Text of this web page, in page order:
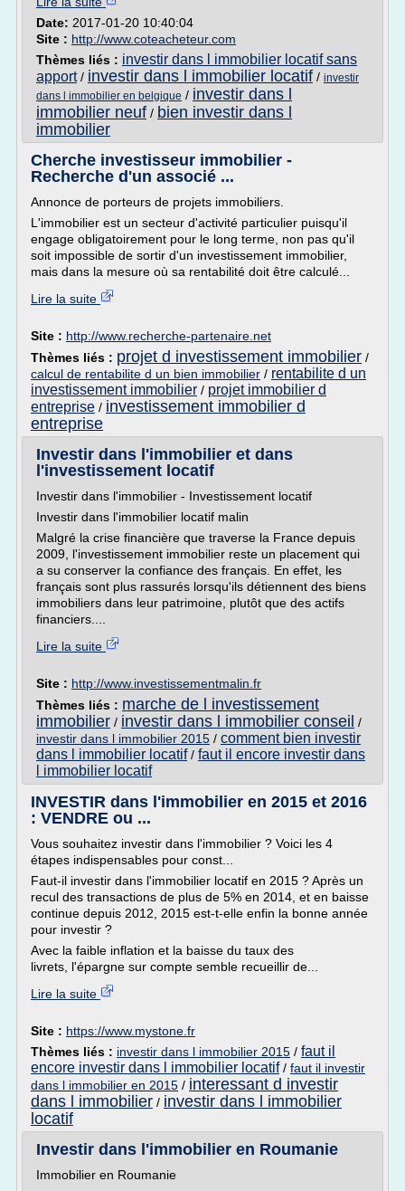
Date: 2017-01-20 10:40:04
Site : http://www.coteacheteur.com
Thèmes liés : investir dans l immobilier locatif sans
apport/ investir dans l immobilier locatif / investir
dans l immobilier en belgique / investir dans l
immobilier neuf / bien investir dans l
immobilier
Cherche investisseur immobilier -
Recherche d'un associé ...
Annonce de porteurs de projets immobiliers.
L'immobilier est un secteur d'activité particulier puisqu'il
engage obligatoirement pour le long terme, non pas qu'il
soit impossible de sortir d'un investissement immobilier,
mais dans la mesure où sa rentabilité doit être calculé...
Lire la suite
Site : http://www.recherche-partenaire.net
Thèmes liés : projet d investissement immobilier /
calcul de rentabilite d un bien immobilier / rentabilite d un
investissement immobilier / projet immobilier d
entreprise / investissement immobilier d
entreprise
Investir dans l'immobilier et dans
l'investissement locatif
Investir dans l'immobilier - Investissement locatif
Investir dans l'immobilier locatif malin
Malgré la crise financière que traverse la France depuis
2009, l'investissement immobilier reste un placement qui
a su conserver la confiance des français. En effet, les
français sont plus rassurés lorsqu'ils détiennent des biens
immobiliers dans leur patrimoine, plutôt que des actifs
financiers....
Lire la suite
Site : http://www.investissementmalin.fr
Thèmes liés : marche de l investissement
immobilier / investir dans l immobilier conseil /
investir dans l immobilier 2015 / comment bien investir
dans l immobilier locatif/ faut il encore investir dans
l immobilier locatif
INVESTIR dans l'immobilier en 2015 et 2016
: VENDRE ou ...
Vous souhaitez investir dans l'immobilier ? Voici les 4
étapes indispensables pour const...
Faut-il investir dans l'immobilier locatif en 2015 ? Après un
recul des transactions de plus de 5% en 2014, et en baisse
continue depuis 2012, 2015 est-t-elle enfin la bonne année
pour investir ?
Avec la faible inflation et la baisse du taux des
livrets, l'épargne sur compte semble recueillir de...
Lire la suite
Site : https://www.mystone.fr
Thèmes liés : investir dans l immobilier 2015 / faut il
encore investir dans l immobilier locatif/ faut il investir
dans l immobilier en 2015 / interessant d investir
dans l immobilier / investir dans l immobilier
locatif
Investir dans l'immobilier en Roumanie
Immobilier en Roumanie